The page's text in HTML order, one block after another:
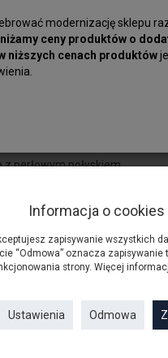
modernizację sklepu
ceny produktów o
niższych cenach produktów
z perłowym połyskiem
produktu
Informacja o cookies
zapisywanie wszystkich
“Odmowa” oznacza zapisywanie
strony. Więcej
Ustawienia Odmowa